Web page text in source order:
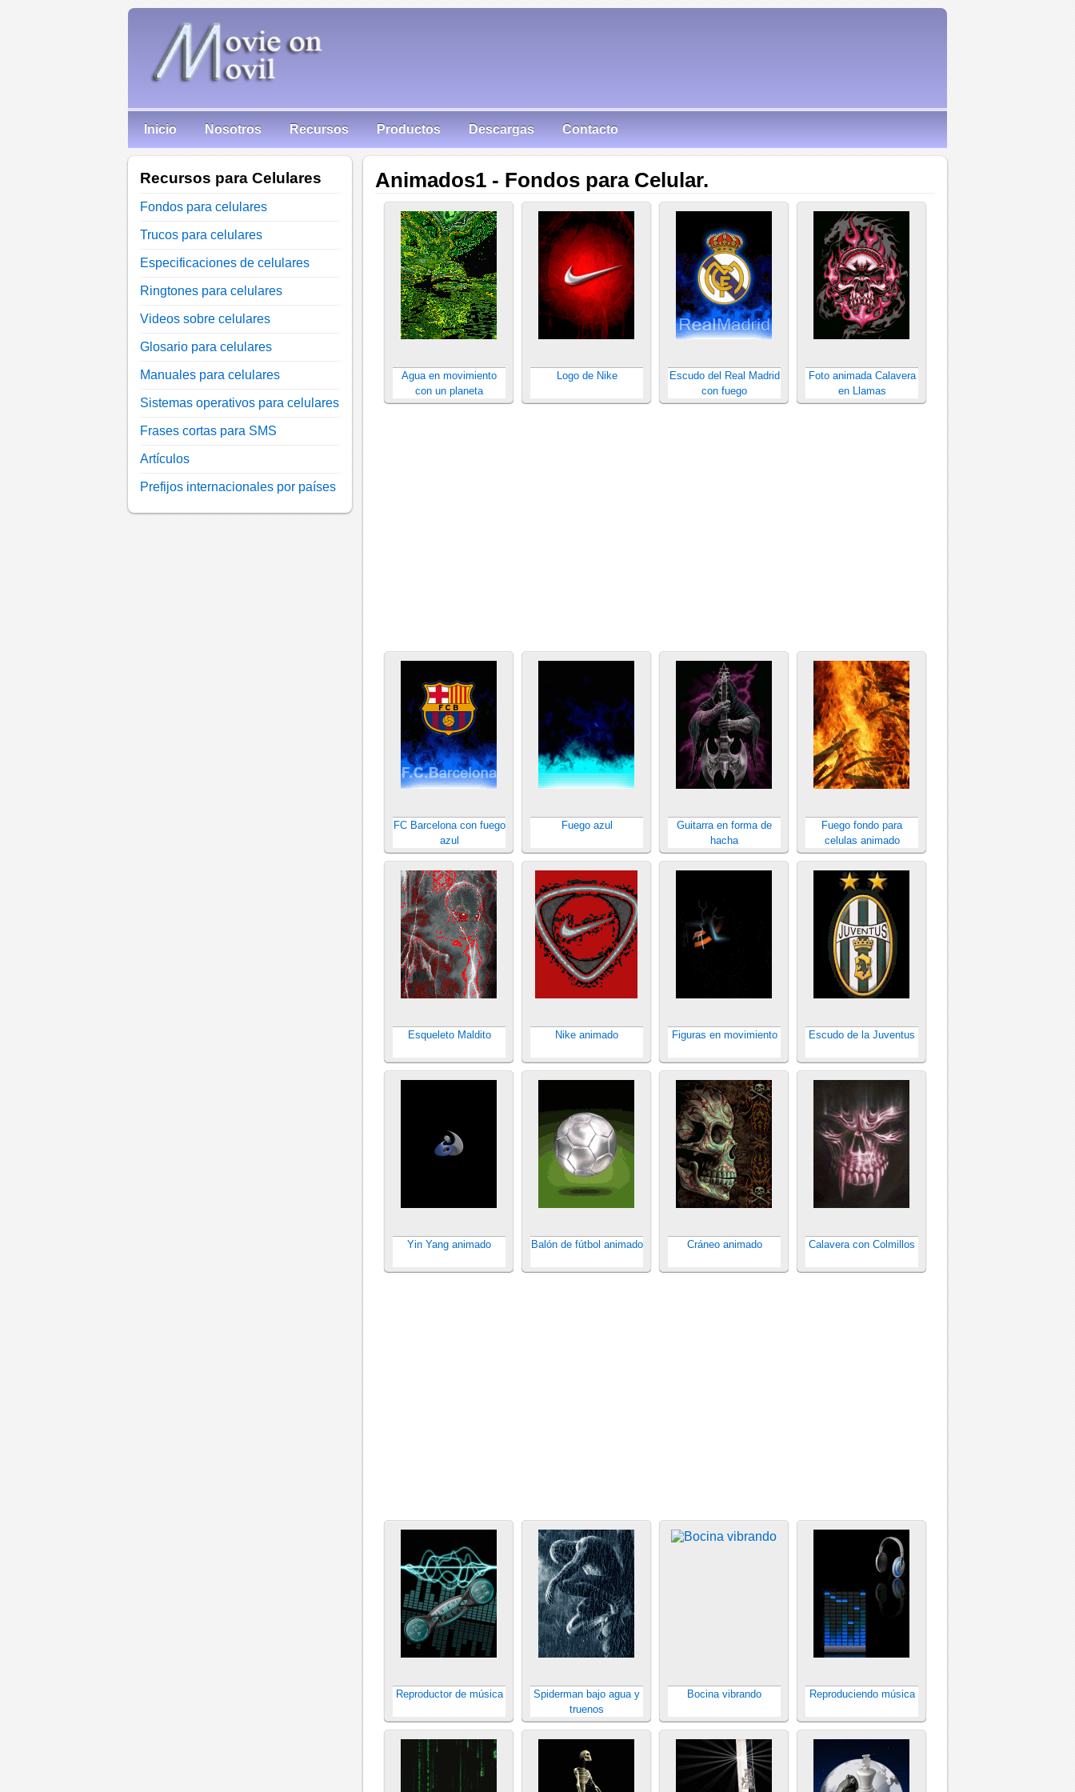
Inicio Nosotros Recursos Productos Descargas Contacto
Animados1 - Fondos para Celular.
Agua en movimiento
con un planeta
Logo de Nike
Escudo del Real Madrid
con fuego
Foto animada Calavera
en Llamas
FC Barcelona con fuego
azul
Fuego azul
Guitarra en forma de
hacha
Fuego fondo para
celulas animado
Esqueleto Maldito Nike animado Figuras en movimiento Escudo de la Juventus
Yin Yang animado Balón de fútbol animado Cráneo animado Calavera con Colmillos
Reproductor de música
Spiderman bajo agua y
truenos
Bocina vibrando Reproduciendo música
Recursos para Celulares
Fondos para celulares
Trucos para celulares
Especificaciones de celulares
Ringtones para celulares
Videos sobre celulares
Glosario para celulares
Manuales para celulares
Sistemas operativos para celulares
Frases cortas para SMS
Artículos
Prefijos internacionales por países